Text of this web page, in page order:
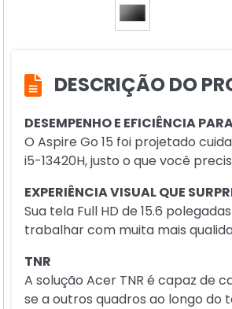
DESCRIÇÃO DO
DESEMPENHO E EFICIÊNCIA
O Aspire Go 15 foi projetado
i5-13420H, justo o que você
EXPERIÊNCIA VISUAL QUE
Sua tela Full HD de 15.6
trabalhar com muita mais
TNR
A solução Acer TNR é capaz de
se a outros quadros ao longo do